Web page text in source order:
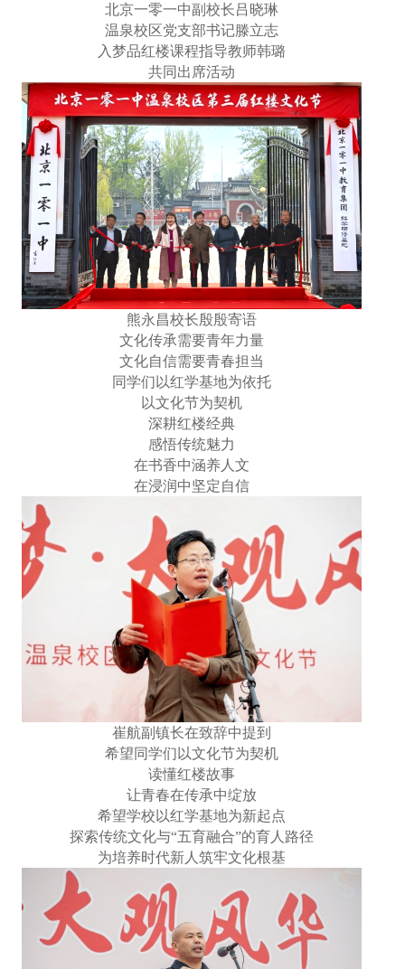
北京一零一中副校长吕晓琳
温泉校区党支部书记滕立志
入梦品红楼课程指导教师韩璐
共同出席活动
熊永昌校长殷殷寄语
文化传承需要青年力量
文化自信需要青春担当
同学们以红学基地为依托
以文化节为契机
深耕红楼经典
感悟传统魅力
在书香中涵养人文
在浸润中坚定自信
崔航副镇长在致辞中提到
希望同学们以文化节为契机
读懂红楼故事
让青春在传承中绽放
希望学校以红学基地为新起点
探索传统文化与“五育融合”的育人路径
为培养时代新人筑牢文化根基